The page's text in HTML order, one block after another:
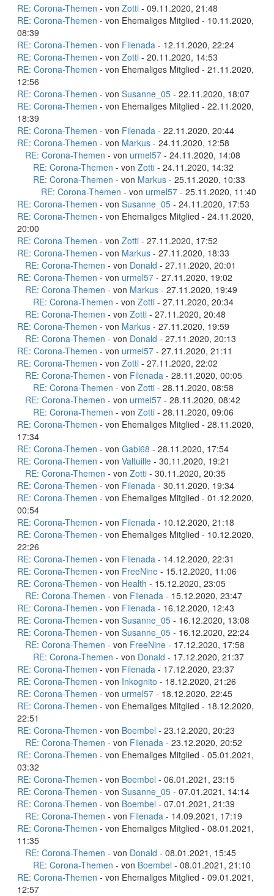
RE: Corona-Themen - von Zotti - 09.11.2020, 21:48
RE: Corona-Themen - von Ehemaliges Mitglied - 10.11.2020,
08:39
RE: Corona-Themen - von Filenada - 12.11.2020, 22:24
RE: Corona-Themen - von Zotti - 20.11.2020, 14:53
RE: Corona-Themen - von Ehemaliges Mitglied - 21.11.2020,
12:56
RE: Corona-Themen - von Susanne_05 - 22.11.2020, 18:07
RE: Corona-Themen - von Ehemaliges Mitglied - 22.11.2020,
18:39
RE: Corona-Themen - von Filenada - 22.11.2020, 20:44
RE: Corona-Themen - von Markus - 24.11.2020, 12:58
RE: Corona-Themen - von urmel57 - 24.11.2020, 14:08
RE: Corona-Themen - von Zotti - 24.11.2020, 14:32
RE: Corona-Themen - von Markus - 25.11.2020, 10:33
RE: Corona-Themen - von urmel57 - 25.11.2020, 11:40
RE: Corona-Themen - von Susanne_05 - 24.11.2020, 17:53
RE: Corona-Themen - von Ehemaliges Mitglied - 24.11.2020,
20:00
RE: Corona-Themen - von Zotti - 27.11.2020, 17:52
RE: Corona-Themen - von Markus - 27.11.2020, 18:33
RE: Corona-Themen - von Donald - 27.11.2020, 20:01
RE: Corona-Themen - von urmel57 - 27.11.2020, 19:02
RE: Corona-Themen - von Markus - 27.11.2020, 19:49
RE: Corona-Themen - von Zotti - 27.11.2020, 20:34
RE: Corona-Themen - von Zotti - 27.11.2020, 20:48
RE: Corona-Themen - von Markus - 27.11.2020, 19:59
RE: Corona-Themen - von Donald - 27.11.2020, 20:13
RE: Corona-Themen - von urmel57 - 27.11.2020, 21:11
RE: Corona-Themen - von Zotti - 27.11.2020, 22:02
RE: Corona-Themen - von Filenada - 28.11.2020, 00:05
RE: Corona-Themen - von Zotti - 28.11.2020, 08:58
RE: Corona-Themen - von urmel57 - 28.11.2020, 08:42
RE: Corona-Themen - von Zotti - 28.11.2020, 09:06
RE: Corona-Themen - von Ehemaliges Mitglied - 28.11.2020,
17:34
RE: Corona-Themen - von Gabi68 - 28.11.2020, 17:54
RE: Corona-Themen - von Valtuille - 30.11.2020, 19:21
RE: Corona-Themen - von Zotti - 30.11.2020, 20:35
RE: Corona-Themen - von Filenada - 30.11.2020, 19:34
RE: Corona-Themen - von Ehemaliges Mitglied - 01.12.2020,
00:54
RE: Corona-Themen - von Filenada - 10.12.2020, 21:18
RE: Corona-Themen - von Ehemaliges Mitglied - 10.12.2020,
22:26
RE: Corona-Themen - von Filenada - 14.12.2020, 22:31
RE: Corona-Themen - von FreeNine - 15.12.2020, 11:06
RE: Corona-Themen - von Health - 15.12.2020, 23:05
RE: Corona-Themen - von Filenada - 15.12.2020, 23:47
RE: Corona-Themen - von Filenada - 16.12.2020, 12:43
RE: Corona-Themen - von Susanne_05 - 16.12.2020, 13:08
RE: Corona-Themen - von Susanne_05 - 16.12.2020, 22:24
RE: Corona-Themen - von FreeNine - 17.12.2020, 17:58
RE: Corona-Themen - von Donald - 17.12.2020, 21:37
RE: Corona-Themen - von Filenada - 17.12.2020, 23:37
RE: Corona-Themen - von Inkognito - 18.12.2020, 21:26
RE: Corona-Themen - von urmel57 - 18.12.2020, 22:45
RE: Corona-Themen - von Ehemaliges Mitglied - 18.12.2020,
22:51
RE: Corona-Themen - von Boembel - 23.12.2020, 20:23
RE: Corona-Themen - von Filenada - 23.12.2020, 20:52
RE: Corona-Themen - von Ehemaliges Mitglied - 05.01.2021,
03:32
RE: Corona-Themen - von Boembel - 06.01.2021, 23:15
RE: Corona-Themen - von Susanne_05 - 07.01.2021, 14:14
RE: Corona-Themen - von Boembel - 07.01.2021, 21:39
RE: Corona-Themen - von Filenada - 14.09.2021, 17:19
RE: Corona-Themen - von Ehemaliges Mitglied - 08.01.2021,
11:35
RE: Corona-Themen - von Donald - 08.01.2021, 15:45
RE: Corona-Themen - von Boembel - 08.01.2021, 21:10
RE: Corona-Themen - von Ehemaliges Mitglied - 09.01.2021,
12:57